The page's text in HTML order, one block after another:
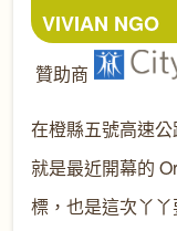
VIVIAN NGO
贊助商
在橙縣五號高速
就是最近開幕的
標，也是這次丫